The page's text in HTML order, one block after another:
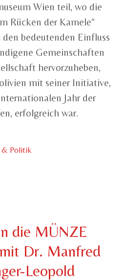
Wien teil, wo die
Rücken der Kamele“
bedeutenden Einfluss
Gemeinschaften
hervorzuheben,
mit seiner Initiative,
Jahr der
erfolgreich war.
& Politik
die MÜNZE
Dr. Manfred
Leopold